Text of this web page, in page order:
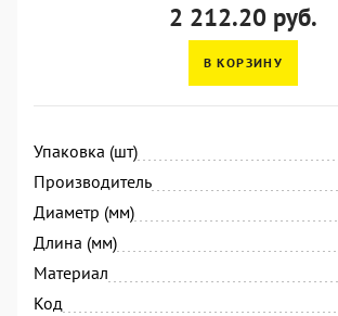
2 212.20 руб.
В КОРЗИНУ
Упаковка (шт)
Производитель
Диаметр (мм)
Длина (мм)
Материал
Код